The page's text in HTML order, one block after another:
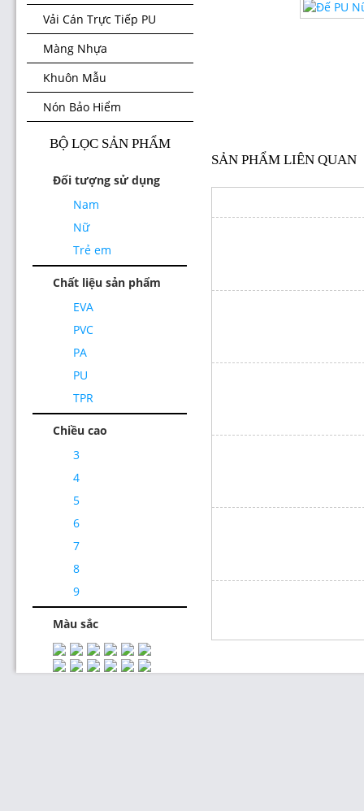
Vải Cán Trực Tiếp PU
Màng Nhựa
Khuôn Mẫu
Nón Bảo Hiểm
BỘ LỌC SẢN PHẨM
Đối tượng sử dụng
Nam
Nữ
Trẻ em
Chất liệu sản phẩm
EVA
PVC
PA
PU
TPR
Chiều cao
3
4
5
6
7
8
9
Màu sắc
SẢN PHẨM LIÊN QUAN
Thiết Kế Website